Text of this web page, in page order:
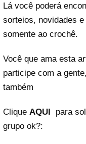
Lá você poderá
sorteios, novidades
somente ao crochê.
Você que ama esta
participe com a
também
Clique AQUI
para
grupo ok?: